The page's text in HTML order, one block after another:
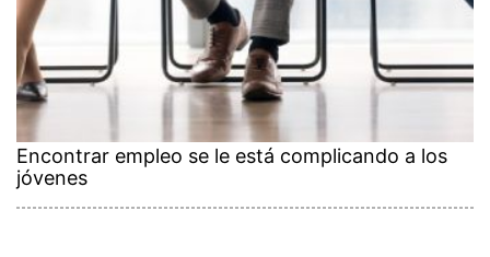
Encontrar empleo se le está complicando a los
jóvenes